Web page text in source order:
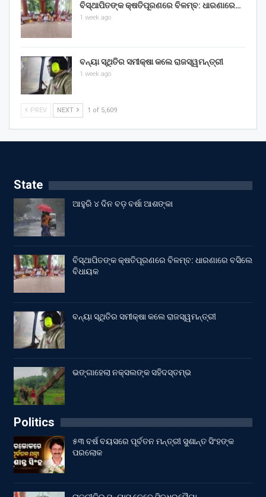
ବିସ୍ଥାପିତଙ୍କ କ୍ଷତିପୂରଣରେ ବିଳମ୍ବ: ଧାରଣାରେ…
1 week ago
ବନ୍ୟା ସ୍ଥିତିର ସମୀକ୍ଷା କଲେ ରାଜସ୍ୱମନ୍ତ୍ରୀ
1 week ago
PREV NEXT 1 of 5,609
State
ଆହୁରି ୪ ଦିନ ବଡ଼ ବର୍ଷା ଆଶଙ୍କା
ବିସ୍ଥାପିତଙ୍କ କ୍ଷତିପୂରଣରେ ବିଳମ୍ବ: ଧାରଣାରେ ବସିଲେ
ବିଧାୟକ
ବନ୍ୟା ସ୍ଥିତିର ସମୀକ୍ଷା କଲେ ରାଜସ୍ୱମନ୍ତ୍ରୀ
ଭଙ୍ଗାହେଲା ନକ୍ସଲଙ୍କ ସହିଦସ୍ତମ୍ଭ
Politics
୫୩ ବର୍ଷ ବୟସରେ ପୂର୍ବତନ ମନ୍ତ୍ରୀ ସୁଶାନ୍ତ ସିଂହଙ୍କ
ପରଲୋକ